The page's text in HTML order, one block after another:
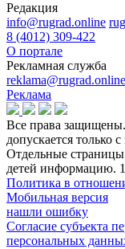
Редакция
info@rugrad.online
8 (4012) 309-422
О портале
Рекламная служба
reklama@rugrad.online
Реклама
Все права
допускается только
Отдельные страницы
детей информацию.
Политика в
Мобильная версия
нашли ошибку
Согласие субъекта
персональных